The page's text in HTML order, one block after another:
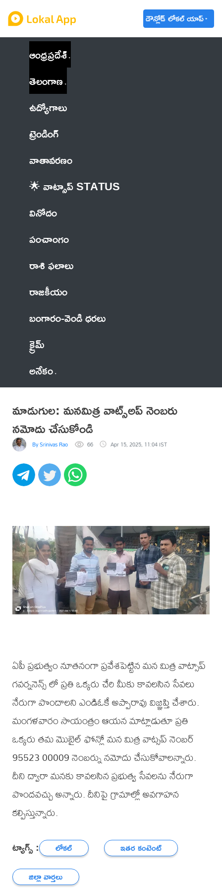
డౌన్లోడ్ లోకల్ యాప్
ఆంధ్రప్రదేశ్
తెలంగాణ
ఉద్యోగాలు
ట్రెండింగ్
వాతావరణం
🌟 వాట్సాప్ STATUS
వినోదం
పంచాంగం
రాశి ఫలాలు
రాజకీయం
బంగారం-వెండి ధరలు
క్రైమ్
అనేకం
మాడుగుల: మనమిత్ర వాట్స్అప్ నెంబరు
నమోదు చేసుకోండి
By Srinivas Rao 66 Apr 15, 2025, 11:04 IST
ఏపీ ప్రభుత్వం నూతనంగా ప్రవేశపెట్టిన మన మిత్ర వాట్సాప్
గవర్ననెన్స్ లో ప్రతి ఒక్కరు చేరి మీకు కావలసిన సేవలు
నేరుగా పొందాలని ఎండిఓకే అప్పారావు విజ్ఞప్తి చేశారు.
మంగళవారం సాయంత్రం ఆయన మాట్లాడుతూ ప్రతి
ఒక్కరు తమ మొబైల్ ఫోన్లో మన మిత్ర వాట్సప్ నెంబర్
95523 00009 నెంబర్ను నమోదు చేసుకోవాలన్నారు.
దీని ద్వారా మనకు కావలసిన ప్రభుత్వ సేవలను నేరుగా
పొందవచ్చు అన్నారు. దీనిపై గ్రామాల్లో అవగాహన
కల్పిస్తున్నారు.
ట్యాగ్స్ : లోకల్
ఇతర కంటెంట్
జిల్లా వార్తలు